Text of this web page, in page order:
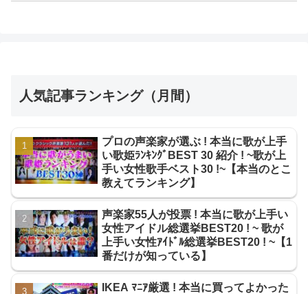
人気記事ランキング（月間）
プロの声楽家が選ぶ ! 本当に歌が上手
い歌姫ﾗﾝｷﾝｸﾞBEST 30 紹介 ! ~歌が上
手い女性歌手ベスト30 !~【本当のとこ
教えてランキング】
声楽家55人が投票 ! 本当に歌が上手い
女性アイドル総選挙BEST20 ! ~ 歌が
上手い女性ｱｲﾄﾞﾙ総選挙BEST20 ! ~【1
番だけが知っている】
IKEA ﾏﾆｱ厳選 ! 本当に買ってよかった